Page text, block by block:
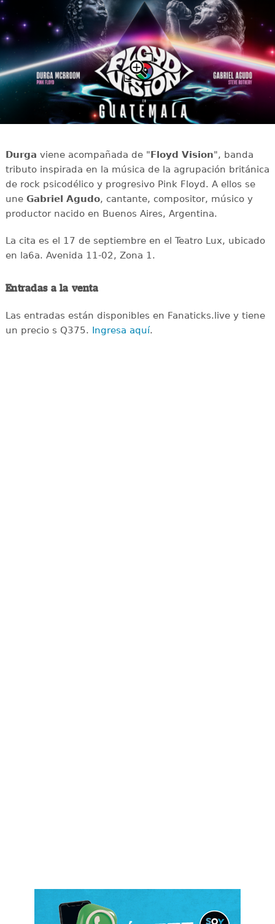
Durga viene acompañada de "Floyd Vision", banda
tributo inspirada en la música de la agrupación británica
de rock psicodélico y progresivo Pink Floyd. A ellos se
une Gabriel Agudo, cantante, compositor, músico y
productor nacido en Buenos Aires, Argentina.
La cita es el 17 de septiembre en el Teatro Lux, ubicado
en la6a. Avenida 11-02, Zona 1.
Entradas a la venta
Las entradas están disponibles en Fanaticks.live y tiene
un precio s Q375. Ingresa aquí.